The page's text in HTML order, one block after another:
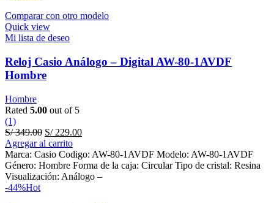
Comparar con otro modelo
Quick view
Mi lista de deseo
Reloj Casio Análogo – Digital AW-80-1AVDF
Hombre
Hombre
Rated 5.00 out of 5
(1)
S/349.00 Original
price
was:
S/ 349.00.
S/229.00Current
is:
S/ 229.00.
Agregar al carrito
Marca: Casio Codigo: AW-80-1AVDF Modelo: AW-80-1AVDF
Género: Hombre Forma de la caja: Circular Tipo de cristal: Resina
Visualización: Análogo –
-44%Hot